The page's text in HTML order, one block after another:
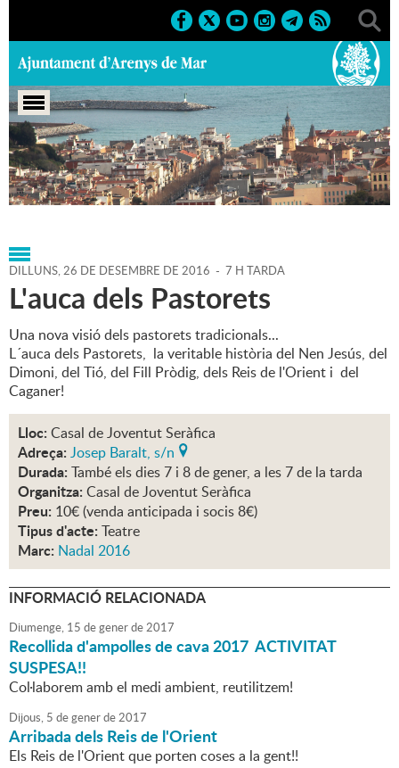
Portada > Agenda > 26-12-
2016 > Marcs > Culturals > 2016 > Nadal 2016
DILLUNS,26 DE DESEMBRE DE 2016 - 7 H TARDA
L'auca dels Pastorets
Una nova visió dels pastorets tradicionals...
L´auca dels Pastorets, la veritable història del Nen Jesús, del
Dimoni, del Tió, del Fill Pròdig, dels Reis de l'Orient i del
Caganer!
Lloc: Casal de Joventut Seràfica
Adreça: Josep Baralt, s/n
Durada: També els dies 7 i 8 de gener, a les 7 de la tarda
Organitza: Casal de Joventut Seràfica
Preu: 10€ (venda anticipada i socis 8€)
Tipus d'acte: Teatre
Marc: Nadal 2016
INFORMACIÓ RELACIONADA
Diumenge, 15 degenerde2017
Recollida d'ampolles de cava 2017 ACTIVITAT
SUSPESA!!
Col·laborem amb el medi ambient, reutilitzem!
Dijous, 5 degenerde2017
Arribada dels Reis de l'Orient
Els Reis de l'Orient que porten coses a la gent!!